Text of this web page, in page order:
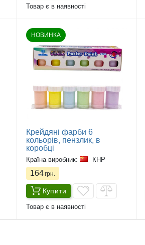
Товар є в наявності
НОВИНКА
Крейдяні фарби 6
кольорів, пензлик, в
коробці
Країна виробник: КНР
164грн.
Купити
Товар є в наявності